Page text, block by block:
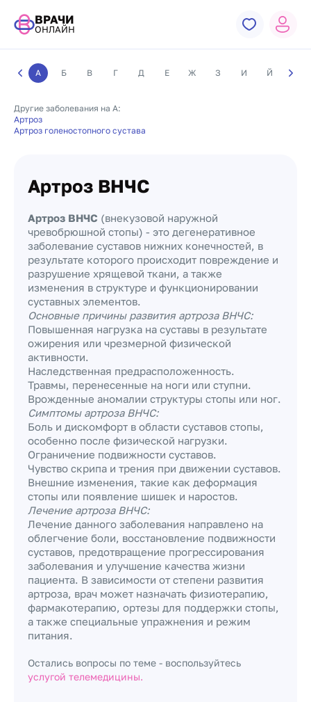
ВРАЧИ
ОНЛАЙН
А Б В Г Д Е Ж З И Й К
Другие заболевания на А:
Артроз
Артроз голеностопного сустава
Артроз ВНЧС
Артроз ВНЧС (внекузовой наружной
чревобрюшной стопы) - это дегенеративное
заболевание суставов нижних конечностей, в
результате которого происходит повреждение и
разрушение хрящевой ткани, а также
изменения в структуре и функционировании
суставных элементов.
Основные причины развития артроза ВНЧС:
Повышенная нагрузка на суставы в результате
ожирения или чрезмерной физической
активности.
Наследственная предрасположенность.
Травмы, перенесенные на ноги или ступни.
Врожденные аномалии структуры стопы или ног.
Симптомы артроза ВНЧС:
Боль и дискомфорт в области суставов стопы,
особенно после физической нагрузки.
Ограничение подвижности суставов.
Чувство скрипа и трения при движении суставов.
Внешние изменения, такие как деформация
стопы или появление шишек и наростов.
Лечение артроза ВНЧС:
Лечение данного заболевания направлено на
облегчение боли, восстановление подвижности
суставов, предотвращение прогрессирования
заболевания и улучшение качества жизни
пациента. В зависимости от степени развития
артроза, врач может назначать физиотерапию,
фармакотерапию, ортезы для поддержки стопы,
а также специальные упражнения и режим
питания.
Остались вопросы по теме - воспользуйтесь
услугой телемедицины.